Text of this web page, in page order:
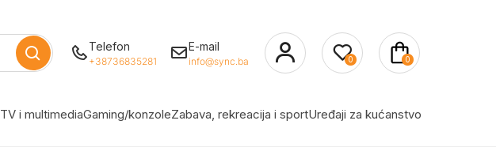
Telefon
+38736835281
E-mail
info@sync.ba 0 0
TV i multimediaGaming/konzoleZabava, rekreacija i sportUređaji za kućanstvo